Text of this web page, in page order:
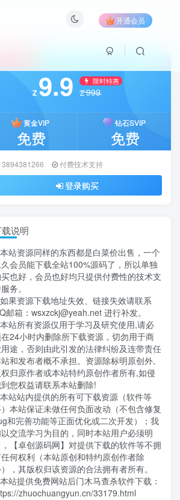
开通会员
Z 9.9 限时特惠
Z999
黄金VIP
免费
钻石SVIP
免费
3894381266 付费技术支持
登录购买
说明
站资源同样的东西都是白菜价出售，一个
会员能下载全站100%源码了，所以单独
也好，会员也好均只提供付费性的技术支
务。
果资源下载地址失效、链接失效请联系
邮箱：wsxzckj@yeah.net 进行补发。
站所有资源仅用于学习及研究使用,请必
24小时内删除所下载资源，切勿用于商
途，否则由此引发的法律纠纷及连带责任
和发布者概不承担。资源除标明原创外,
归原作者或本站特约原创作者所有,如侵
您权益请联系本站删除!
站站内提供的所有可下载资源（软件等
本站保证未做任何负面改动（不包含修复
和完善功能等正面优化或二次开发）；我
交流学习为目的，同时本站用户必须明
【卓创源码网】对提供下载的软件等不拥
何权利（本站原创和特约原创作者除
，其版权归该资源的合法拥有者所有。
站提供免费网站后门木马查杀软件下载：
zhuochuangyun.cn/33179.html